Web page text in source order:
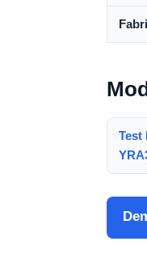
Test